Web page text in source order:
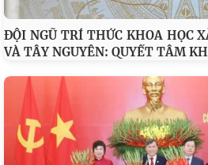
ĐỘI NGŨ TRÍ THỨC KHOA HỌC
VÀ TÂY NGUYÊN: QUYẾT TÂM